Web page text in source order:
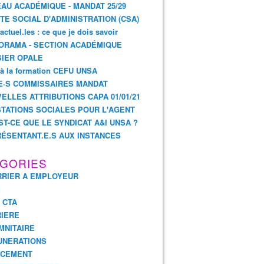
ACADÉMIQUE - MANDAT 25/29
SOCIAL D'ADMINISTRATION (CSA)
: ce que je dois savoir
- SECTION ACADÉMIQUE
OPALE
la formation CEFU UNSA
COMMISSAIRES MANDAT
ATTRIBUTIONS CAPA 01/01/21
SOCIALES POUR L'AGENT
CE QUE LE SYNDICAT A&I UNSA ?
AUX INSTANCES
A EMPLOYEUR